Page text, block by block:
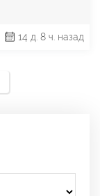
14 д. 8 ч. назад